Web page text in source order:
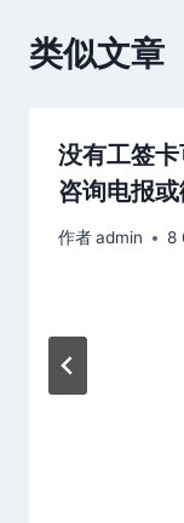
类似文章
没有工签
咨询电报
作者admin 8